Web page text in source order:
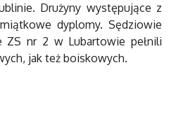
Drużyny występujące z
dyplomy. Sędziowie
ZS nr 2 w Lubartowie pełnili
jak też boiskowych.